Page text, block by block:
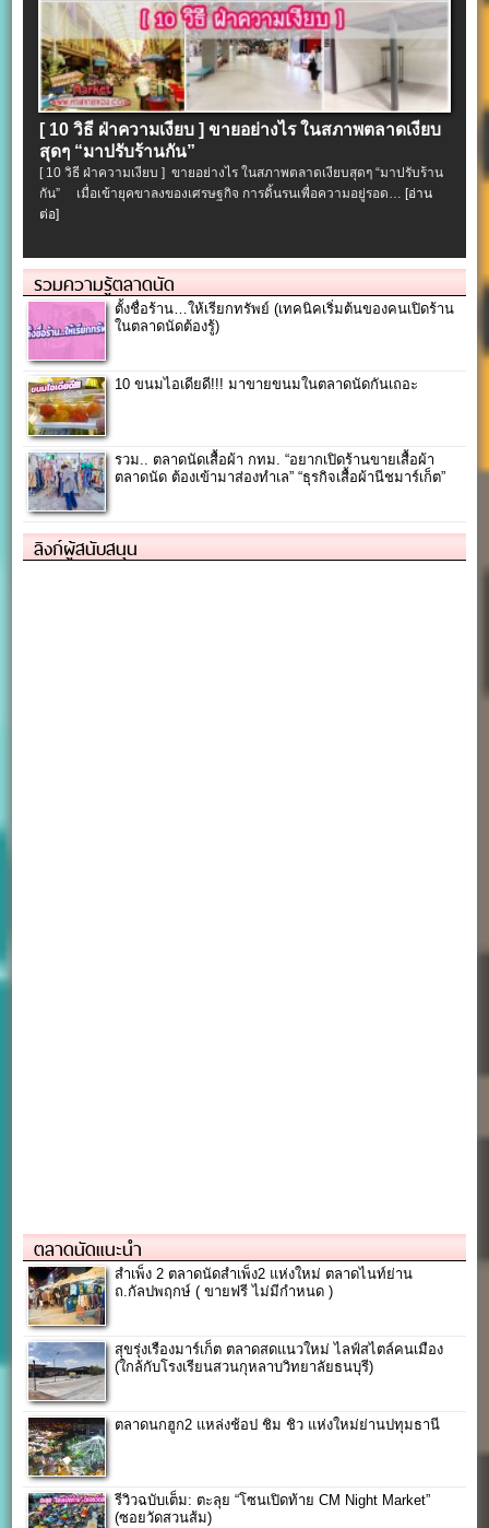
[ 10 วิธี ฝ่าความเงียบ ] ขายอย่างไร ในสภาพตลาดเงียบ
สุดๆ “มาปรับร้านกัน”
[ 10 วิธี ฝ่าความเงียบ ] ขายอย่างไร ในสภาพตลาดเงียบสุดๆ “มาปรับร้าน
กัน” เมื่อเข้ายุคขาลงของเศรษฐกิจ การดิ้นรนเพื่อความอยู่รอด… [อ่าน
ต่อ]
รวมความรู้ตลาดนัด
ตั้งชื่อร้าน…ให้เรียกทรัพย์ (เทคนิคเริ่มต้นของคนเปิดร้าน
ในตลาดนัดต้องรู้)
10 ขนมไอเดียดี!!! มาขายขนมในตลาดนัดกันเถอะ
รวม.. ตลาดนัดเสื้อผ้า กทม. “อยากเปิดร้านขายเสื้อผ้า
ตลาดนัด ต้องเข้ามาส่องทำเล” “ธุรกิจเสื้อผ้านีชมาร์เก็ต”
ลิงก์ผู้สนับสนุน
ตลาดนัดแนะนำ
สำเพ็ง 2 ตลาดนัดสำเพ็ง2 แห่งใหม่ ตลาดไนท์ย่าน
ถ.กัลปพฤกษ์ ( ขายฟรี ไม่มีกำหนด )
สุขรุ่งเรืองมาร์เก็ต ตลาดสดแนวใหม่ ไลฟ์สไตล์คนเมือง
(ใกล้กับโรงเรียนสวนกุหลาบวิทยาลัยธนบุรี)
ตลาดนกฮูก2 แหล่งช้อป ชิม ชิว แห่งใหม่ย่านปทุมธานี
รีวิวฉบับเต็ม: ตะลุย “โซนเปิดท้าย CM Night Market”
(ซอยวัดสวนส้ม)